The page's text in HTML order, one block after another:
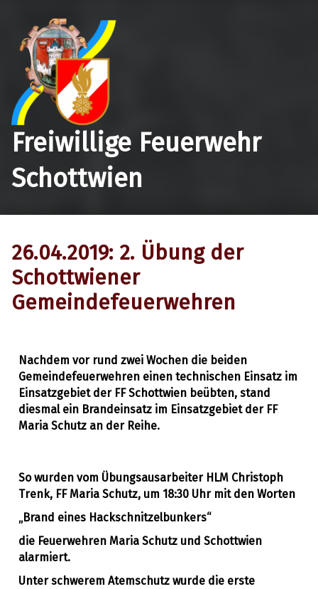
Freiwillige Feuerwehr
Schottwien
26.04.2019: 2. Übung der
Schottwiener
Gemeindefeuerwehren
Nachdem vor rund zwei Wochen die beiden
Gemeindefeuerwehren einen technischen Einsatz im
Einsatzgebiet der FF Schottwien beübten, stand
diesmal ein Brandeinsatz im Einsatzgebiet der FF
Maria Schutz an der Reihe.
So wurden vom Übungsausarbeiter HLM Christoph
Trenk, FF Maria Schutz, um 18:30 Uhr mit den Worten
„Brand eines Hackschnitzelbunkers“
die Feuerwehren Maria Schutz und Schottwien
alarmiert.
Unter schwerem Atemschutz wurde die erste